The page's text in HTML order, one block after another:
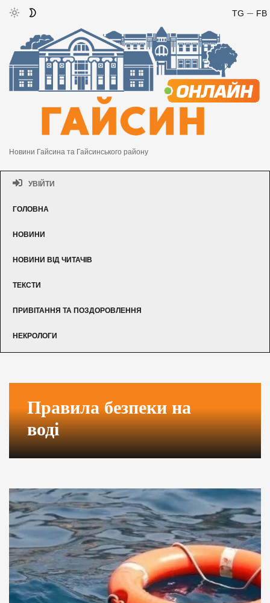
FB
TG
Новини Гайсина та Гайсинського району
УВІЙТИ
ГОЛОВНА
НОВИНИ
НОВИНИ ВІД ЧИТАЧІВ
ТЕКСТИ
ПРИВІТАННЯ ТА ПОЗДОРОВЛЕННЯ
НЕКРОЛОГИ
Правила безпеки на
воді